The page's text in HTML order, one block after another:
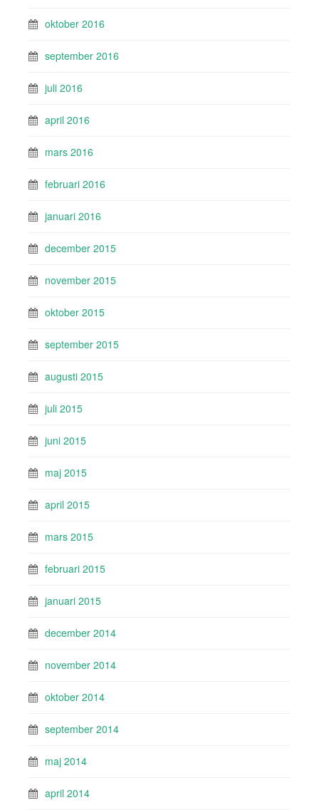
oktober 2016
september 2016
juli 2016
april 2016
mars 2016
februari 2016
januari 2016
december 2015
november 2015
oktober 2015
september 2015
augusti 2015
juli 2015
juni 2015
maj 2015
april 2015
mars 2015
februari 2015
januari 2015
december 2014
november 2014
oktober 2014
september 2014
maj 2014
april 2014